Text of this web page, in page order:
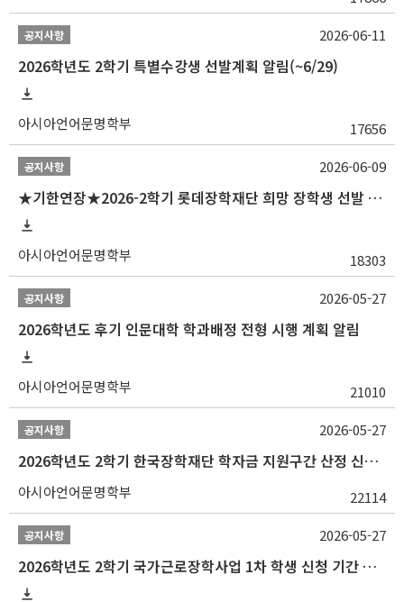
공지사항
2026학년도 2학기 특별수강생 선발계획 알림(~6/29)
아시아언어문명학부 17656
2026-06-11
공지사항
★기한연장★2026-2학기 롯데장학재단 희망 장학생 선발 안내(~6/15
아시아언어문명학부 18303
2026-06-09
공지사항
2026학년도 후기 인문대학 학과배정 전형 시행 계획 알림
아시아언어문명학부 21010
2026-05-27
공지사항
2026학년도 2학기 한국장학재단 학자금 지원구간 산정 신청 안내
아시아언어문명학부 22114
2026-05-27
공지사항
2026학년도 2학기 국가근로장학사업 1차 학생 신청 기간 안내
2026-05-27